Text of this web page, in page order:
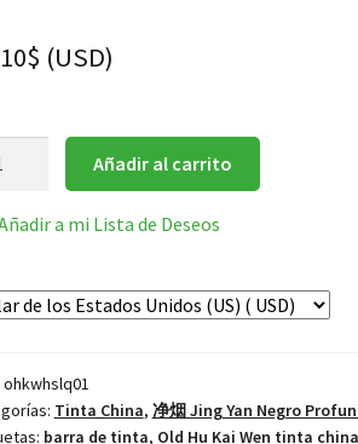
$ (USD)
Añadir al carrito
a mi Lista de Deseos
ohkwhslq01
Tinta China, 净烟 Jing Yan Negro
barra de tinta, Old Hu Kai Wen tinta